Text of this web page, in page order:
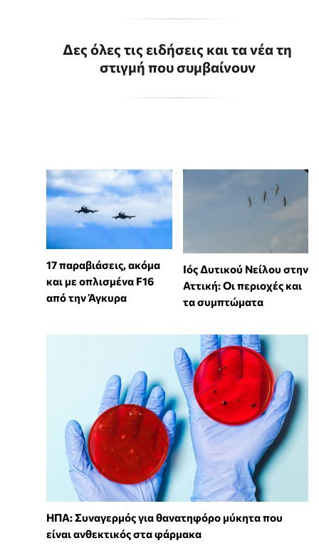
Δες όλες τις ειδήσεις και τα νέα τη
στιγμή που συμβαίνουν
17 παραβιάσεις, ακόμα
και με οπλισμένα F16
από την Άγκυρα
Ιός Δυτικού Νείλου στην
Αττική: Οι περιοχές και
τα συμπτώματα
ΗΠΑ: Συναγερμός για θανατηφόρο μύκητα που
είναι ανθεκτικός στα φάρμακα